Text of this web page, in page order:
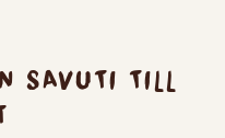
SAVUTI TILL